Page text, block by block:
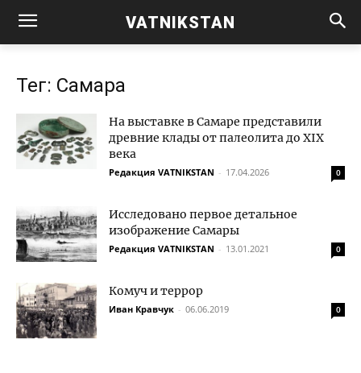
VATNIKSTAN
Тег: Самара
На выставке в Самаре представили
древние клады от палеолита до XIX
века
Редакция VATNIKSTAN - 17.04.2026 0
Исследовано первое детальное
изображение Самары
Редакция VATNIKSTAN - 13.01.2021 0
Комуч и террор
Иван Кравчук - 06.06.2019 0